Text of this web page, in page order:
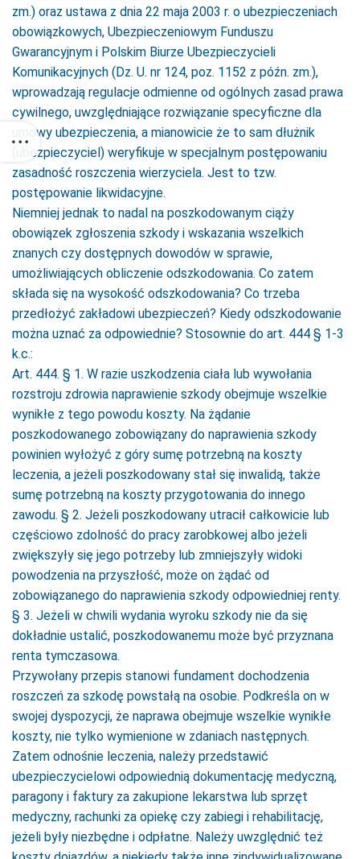
zm.) oraz ustawa z dnia 22 maja 2003 r. o ubezpieczeniach
obowiązkowych, Ubezpieczeniowym Funduszu
Gwarancyjnym i Polskim Biurze Ubezpieczycieli
Komunikacyjnych (Dz. U. nr 124, poz. 1152 z późn. zm.),
wprowadzają regulacje odmienne od ogólnych zasad prawa
cywilnego, uwzględniające rozwiązanie specyficzne dla
umowy ubezpieczenia, a mianowicie że to sam dłużnik
(ubezpieczyciel) weryfikuje w specjalnym postępowaniu
zasadność roszczenia wierzyciela. Jest to tzw.
postępowanie likwidacyjne.
Niemniej jednak to nadal na poszkodowanym ciąży
obowiązek zgłoszenia szkody i wskazania wszelkich
znanych czy dostępnych dowodów w sprawie,
umożliwiających obliczenie odszkodowania. Co zatem
składa się na wysokość odszkodowania? Co trzeba
przedłożyć zakładowi ubezpieczeń? Kiedy odszkodowanie
można uznać za odpowiednie? Stosownie do art. 444 § 1-3
k.c.:
Art. 444. § 1. W razie uszkodzenia ciała lub wywołania
rozstroju zdrowia naprawienie szkody obejmuje wszelkie
wynikłe z tego powodu koszty. Na żądanie
poszkodowanego zobowiązany do naprawienia szkody
powinien wyłożyć z góry sumę potrzebną na koszty
leczenia, a jeżeli poszkodowany stał się inwalidą, także
sumę potrzebną na koszty przygotowania do innego
zawodu. § 2. Jeżeli poszkodowany utracił całkowicie lub
częściowo zdolność do pracy zarobkowej albo jeżeli
zwiększyły się jego potrzeby lub zmniejszyły widoki
powodzenia na przyszłość, może on żądać od
zobowiązanego do naprawienia szkody odpowiedniej renty.
§ 3. Jeżeli w chwili wydania wyroku szkody nie da się
dokładnie ustalić, poszkodowanemu może być przyznana
renta tymczasowa.
Przywołany przepis stanowi fundament dochodzenia
roszczeń za szkodę powstałą na osobie. Podkreśla on w
swojej dyspozycji, że naprawa obejmuje wszelkie wynikłe
koszty, nie tylko wymienione w zdaniach następnych.
Zatem odnośnie leczenia, należy przedstawić
ubezpieczycielowi odpowiednią dokumentację medyczną,
paragony i faktury za zakupione lekarstwa lub sprzęt
medyczny, rachunki za opiekę czy zabiegi i rehabilitację,
jeżeli były niezbędne i odpłatne. Należy uwzględnić też